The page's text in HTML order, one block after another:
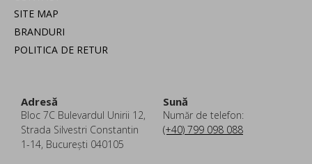
SITE MAP
BRANDURI
POLITICA DE RETUR
Adresă
Bloc 7C Bulevardul Unirii 12,
Strada Silvestri Constantin
1-14, București 040105
Sună
Număr de telefon:
(+40) 799 098 088